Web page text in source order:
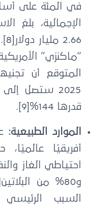
في المئة على
الإجمالية، بلغ
“ماكنزي”
المتوقع أن
قدرها 144%[9].
الموارد الطبيعية:
السبب